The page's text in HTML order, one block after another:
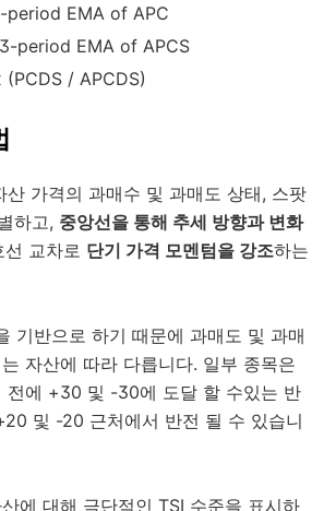
period EMA of APC
period EMA of APCS
/ APCDS)
산 가격의 과매수 및 과매도 상태, 스팟
하고, 중앙선을 통해 추세 방향과 변화
교차로 단기 가격 모멘텀을 강조하는
기반으로 하기 때문에 과매도 및 과매
자산에 따라 다릅니다. 일부 종목은
전에 +30 및 -30에 도달 할 수있는 반
및 -20 근처에서 반전 될 수 있습니
에 대해 극단적인 TSI 수준을 표시하